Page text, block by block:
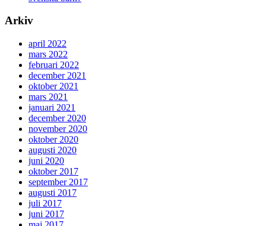
Arkiv
april 2022
mars 2022
februari 2022
december 2021
oktober 2021
mars 2021
januari 2021
december 2020
november 2020
oktober 2020
augusti 2020
juni 2020
oktober 2017
september 2017
augusti 2017
juli 2017
juni 2017